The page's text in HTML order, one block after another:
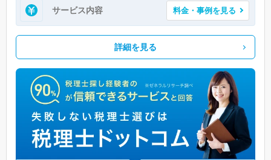
サービス内容 料金・事例を見る
詳細を見る